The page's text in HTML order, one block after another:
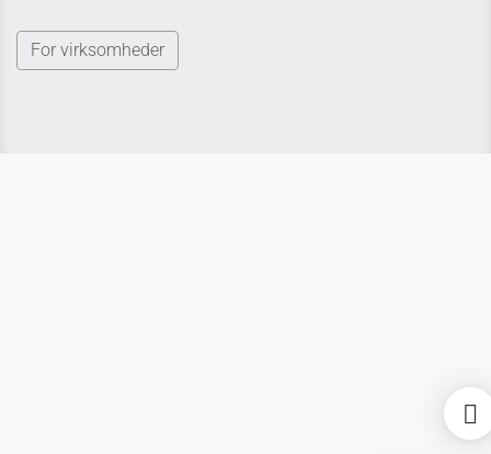
For virksomheder